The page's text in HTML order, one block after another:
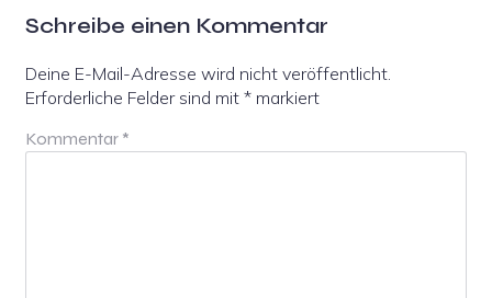
Schreibe einen Kommentar
Deine E-Mail-Adresse wird nicht veröffentlicht.
Erforderliche Felder sind mit * markiert
Kommentar *